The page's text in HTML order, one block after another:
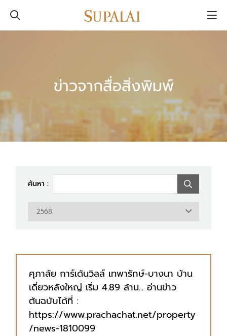
ข่าวจากสื่อสิ่งพิมพ์
ค้นหา :
ศุภาลัย การ์เด้นวิลล์ เทพารักษ์-บางนา บ้าน
เดี่ยวหลังใหญ่ เริ่ม 4.89 ล้าน... อ่านข่าว
ต้นฉบับได้ที่ :
https://www.prachachat.net/property
/news-1810099